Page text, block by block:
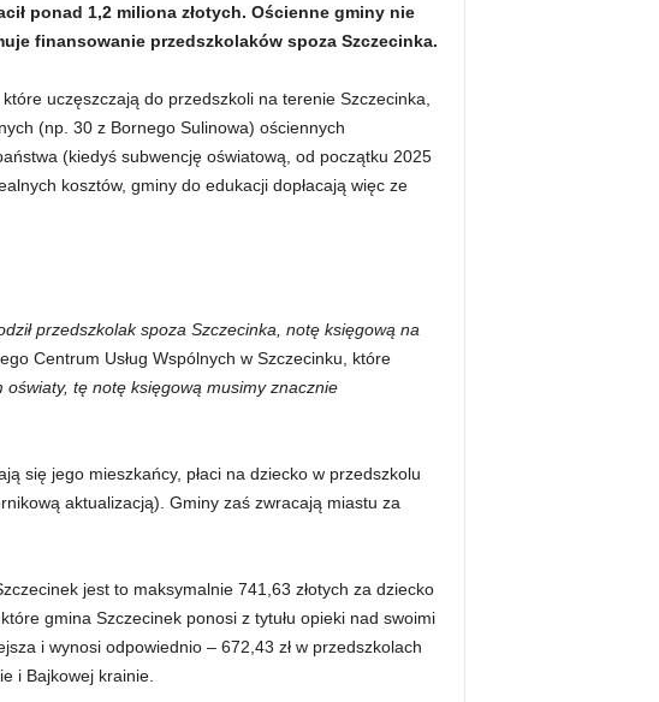
ponad 1,2 miliona złotych. Ościenne gminy nie
finansowanie przedszkolaków spoza Szczecinka.
uczęszczają do przedszkoli na terenie Szczecinka,
(np. 30 z Bornego Sulinowa) ościennych
(kiedyś subwencję oświatową, od początku 2025
kosztów, gminy do edukacji dopłacają więc ze
przedszkolak spoza Szczecinka, notę księgową na
Centrum Usług Wspólnych w Szczecinku, które
tę notę księgową musimy znacznie
się jego mieszkańcy, płaci na dziecko w przedszkolu
aktualizacją). Gminy zaś zwracają miastu za
jest to maksymalnie 741,63 złotych za dziecko
gmina Szczecinek ponosi z tytułu opieki nad swoimi
i wynosi odpowiednio – 672,43 zł w przedszkolach
i Bajkowej krainie.